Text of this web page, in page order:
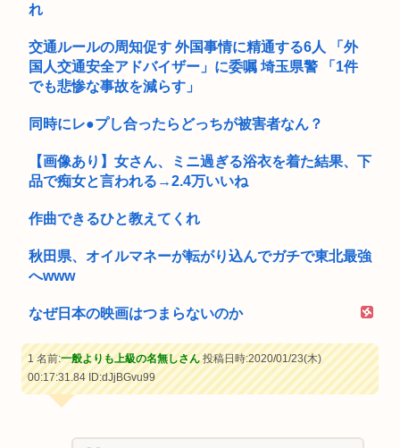
れ
交通ルールの周知促す 外国事情に精通する6人 「外
国人交通安全アドバイザー」に委嘱 埼玉県警 「1件
でも悲惨な事故を減らす」
同時にレ●プし合ったらどっちが被害者なん？
【画像あり】女さん、ミニ過ぎる浴衣を着た結果、下
品で痴女と言われる→2.4万いいね
作曲できるひと教えてくれ
秋田県、オイルマネーが転がり込んでガチで東北最強
へwww
なぜ日本の映画はつまらないのか
1 名前:一般よりも上級の名無しさん投稿日時:2020/01/23(木)
00:17:31.84ID:dJjBGvu99